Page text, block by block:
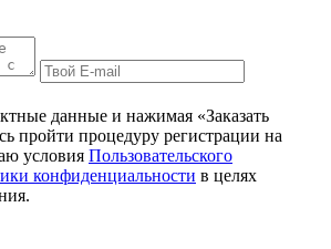
данные и нажимая «Заказать
пройти процедуру регистрации на
условия Пользовательского
конфиденциальности в целях